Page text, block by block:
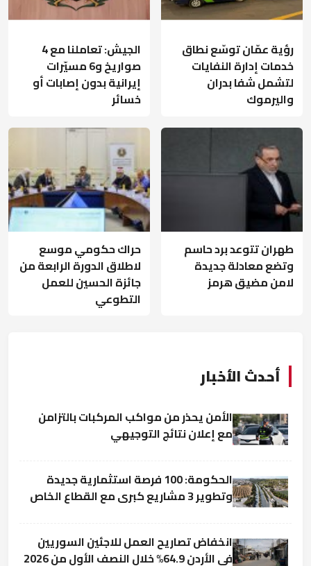
رؤية عمّان توسّع نطاق
خدمات إدارة النفايات
لتشمل شفا بدران
واليرموك
الجيش: تعاملنا مع 4
صواريخ و6 مسيّرات
إيرانية بدون إصابات أو
خسائر
طهران تتوعد برد حاسم
وتضع معادلة جديدة
لامن مضيق هرمز
حراك حكومي موسع
لاطلاق الدورة الرابعة من
جائزة الحسين للعمل
التطوعي
أحدث الأخبار
الأمن يحذر من مواكب المركبات بالتزامن
مع إعلان نتائج التوجيهي
الحكومة: 100 فرصة استثمارية جديدة
وتطوير 3 مشاريع كبرى مع القطاع الخاص
انخفاض تصاريح العمل للاجئين السوريين
في الأردن 64.9% خلال النصف الأول من 2026